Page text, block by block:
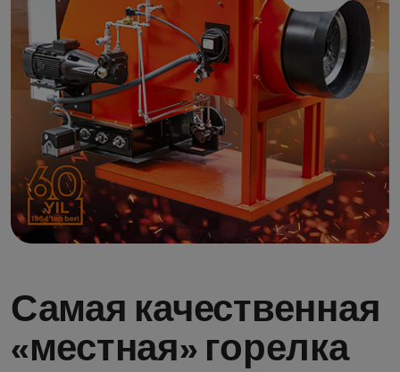
Самая качественная
«местная» горелка